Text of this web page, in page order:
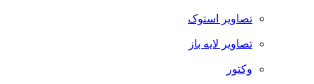
تصاویر استوک
تصاویر لایه باز
وکتور